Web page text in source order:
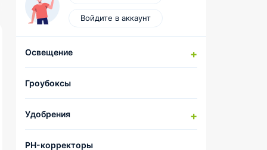
Войдите в аккаунт
Освещение
Компоненты для сборки
LED-лампы
Гроубоксы
Удобрения
PH-корректоры